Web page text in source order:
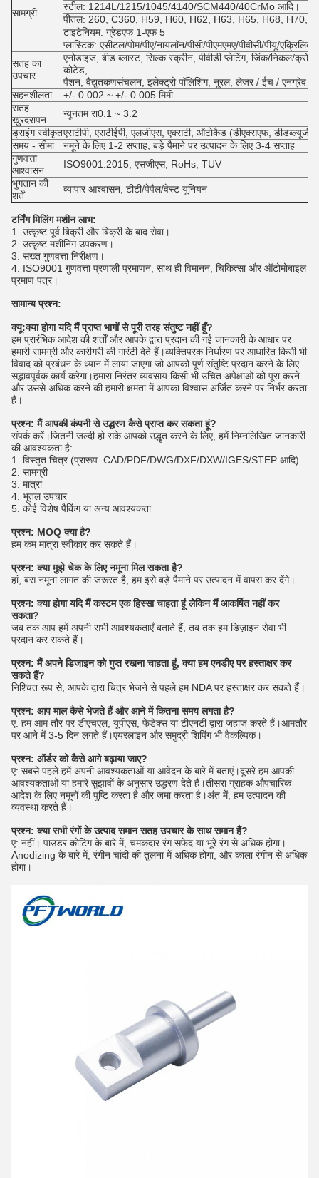
सामग्री
स्टील: 1214L/1215/1045/4140/SCM440/40CrMo आदि।
पीतल: 260, C360, H59, H60, H62, H63, H65, H68, H70,
टाइटेनियम: ग्रेडएफ 1-एफ 5
प्लास्टिक: एसीटल/पोम/पीए/नायलॉन/पीसी/पीएमएमए/पीवीसी/पीयू/
सतह का
उपचार
एनोडाइज, बीड ब्लास्ट, सिल्क स्क्रीन, पीवीडी प्लेटिंग, जिंक/निकल/
कोटेड,
पैशन, वैद्युतकणसंचलन, इलेक्ट्रो पॉलिशिंग, नूरल, लेजर / ईच / एनग्रेव
सहनशीलता
+/- 0.002 ~ +/- 0.005 मिमी
सतह
खुरदरापन
न्यूनतम रा0.1 ~ 3.2
ड्राइंग स्वीकृतएसटीपी, एसटीईपी, एलजीएस, एक्सटी, ऑटोकैड (डीएक्सएफ,
समय - सीमा
नमूने के लिए 1-2 सप्ताह, बड़े पैमाने पर उत्पादन के लिए 3-4 सप्ताह
गुणवत्ता
आश्वासन
ISO9001:2015, एसजीएस, RoHs, TUV
भुगतान की
शर्तें
व्यापार आश्वासन, टीटी/पेपैल/वेस्ट यूनियन
टर्निंग मिलिंग मशीन लाभ:
1. उत्कृष्ट पूर्व बिक्री और बिक्री के बाद सेवा।
2. उत्कृष्ट मशीनिंग उपकरण।
3. सख्त गुणवत्ता निरीक्षण।
4. ISO9001 गुणवत्ता प्रणाली प्रमाणन, साथ ही विमानन, चिकित्सा और ऑटोमोबाइल
प्रमाण पत्र।
सामान्य प्रश्न:
क्यू:क्या होगा यदि मैं प्राप्त भागों से पूरी तरह संतुष्ट नहीं हूँ?
हम प्रारंभिक आदेश की शर्तों और आपके द्वारा प्रदान की गई जानकारी के आधार पर
हमारी सामग्री और कारीगरी की गारंटी देते हैं।व्यक्तिपरक निर्धारण पर आधारित किसी भी
विवाद को प्रबंधन के ध्यान में लाया जाएगा जो आपको पूर्ण संतुष्टि प्रदान करने के लिए
सद्भावपूर्वक कार्य करेगा।हमारा निरंतर व्यवसाय किसी भी उचित अपेक्षाओं को पूरा करने
और उससे अधिक करने की हमारी क्षमता में आपका विश्वास अर्जित करने पर निर्भर करता
है।
प्रश्न: मैं आपकी कंपनी से उद्धरण कैसे प्राप्त कर सकता हूं?
संपर्क करें।जितनी जल्दी हो सके आपको उद्धृत करने के लिए, हमें निम्नलिखित जानकारी
की आवश्यकता है:
1. विस्तृत चित्र (प्रारूप: CAD/PDF/DWG/DXF/DXW/IGES/STEP आदि)
2. सामग्री
3. मात्रा
4. भूतल उपचार
5. कोई विशेष पैकिंग या अन्य आवश्यकता
प्रश्न: MOQ क्या है?
हम कम मात्रा स्वीकार कर सकते हैं।
प्रश्न: क्या मुझे चेक के लिए नमूना मिल सकता है?
हां, बस नमूना लागत की जरूरत है, हम इसे बड़े पैमाने पर उत्पादन में वापस कर देंगे।
प्रश्न: क्या होगा यदि मैं कस्टम एक हिस्सा चाहता हूं लेकिन मैं आकर्षित नहीं कर
सकता?
जब तक आप हमें अपनी सभी आवश्यकताएँ बताते हैं, तब तक हम डिज़ाइन सेवा भी
प्रदान कर सकते हैं।
प्रश्न: मैं अपने डिजाइन को गुप्त रखना चाहता हूं, क्या हम एनडीए पर हस्ताक्षर कर
सकते हैं?
निश्चित रूप से, आपके द्वारा चित्र भेजने से पहले हम NDA पर हस्ताक्षर कर सकते हैं।
प्रश्न: आप माल कैसे भेजते हैं और आने में कितना समय लगता है?
ए: हम आम तौर पर डीएचएल, यूपीएस, फेडेक्स या टीएनटी द्वारा जहाज करते हैं।आमतौर
पर आने में 3-5 दिन लगते हैं।एयरलाइन और समुद्री शिपिंग भी वैकल्पिक।
प्रश्न: ऑर्डर को कैसे आगे बढ़ाया जाए?
ए: सबसे पहले हमें अपनी आवश्यकताओं या आवेदन के बारे में बताएं।दूसरे हम आपकी
आवश्यकताओं या हमारे सुझावों के अनुसार उद्धरण देते हैं।तीसरा ग्राहक औपचारिक
आदेश के लिए नमूनों की पुष्टि करता है और जमा करता है।अंत में, हम उत्पादन की
व्यवस्था करते हैं।
प्रश्न: क्या सभी रंगों के उत्पाद समान सतह उपचार के साथ समान हैं?
ए: नहीं। पाउडर कोटिंग के बारे में, चमकदार रंग सफेद या भूरे रंग से अधिक होगा।
Anodizing के बारे में, रंगीन चांदी की तुलना में अधिक होगा, और काला रंगीन से अधिक
होगा।